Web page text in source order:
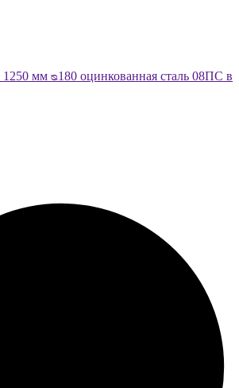
мм ᴓ180 оцинкованная сталь 08ПС в